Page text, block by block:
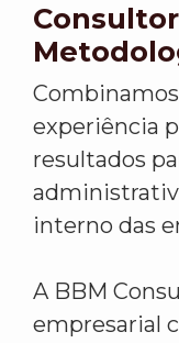
experiência
resultados
interno das
A BBM
empresarial